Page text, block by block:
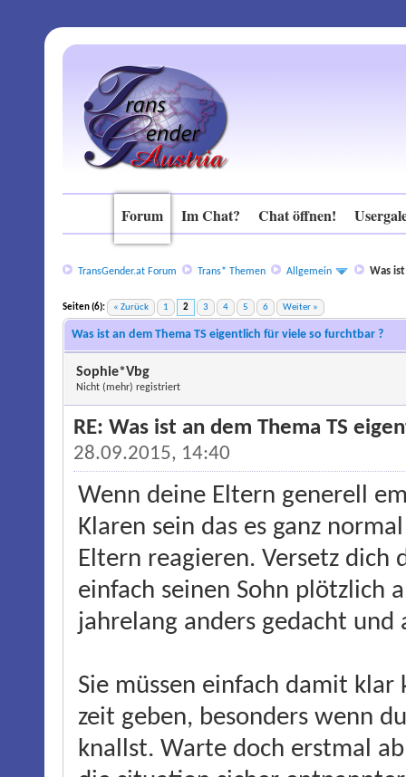
Forum Im Chat? Chat öffnen!
TransGender.at Forum Trans* Themen Allgemein Was
Seiten (6): « Zurück 1 2 3 4 5 6 Weiter »
Was ist an dem Thema TS eigentlich für viele so furchtbar ?
Sophie*Vbg
Nicht (mehr) registriert
RE: Was ist an dem Thema TS
28.09.2015, 14:40
Wenn deine Eltern generell
Klaren sein das es ganz
Eltern reagieren. Versetz dich
einfach seinen Sohn plötzlich
jahrelang anders gedacht
Sie müssen einfach damit
zeit geben, besonders wenn
knallst. Warte doch erstmal